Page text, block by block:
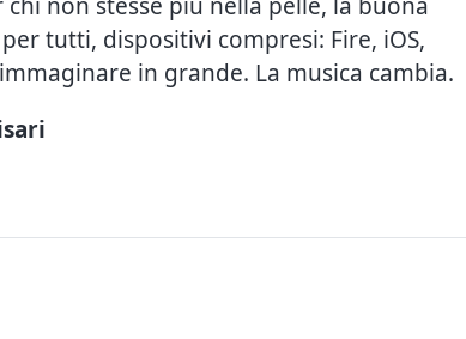
tutti, dispositivi compresi: Fire, iOS,
in grande. La musica cambia.